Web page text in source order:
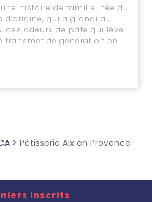
histoire de famille, née du
d’origine, qui a grandi au
des odeurs de pâte qui lève
transmet de génération en
> Pâtisserie Aix en Provence
inscrits